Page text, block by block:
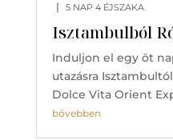
Isztambulból
| 5 NAP 4 ÉJSZAKA
Induljon el egy öt
utazásra
Dolce Vita Orient
bővebben